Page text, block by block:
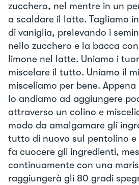
zucchero, nel mentre in un
a scaldare il latte. Tagliamo
di vaniglia, prelevando i
nello zucchero e la bacca
limone nel latte. Uniamo i
miscelare il tutto. Uniamo il
misceliamo per bene.
lo andiamo ad aggiungere
attraverso un colino e
modo da amalgamare gli
tutto di nuovo sul pentolino e
fa cuocere gli ingredienti,
continuamente con una
raggiungerà gli 80 gradi